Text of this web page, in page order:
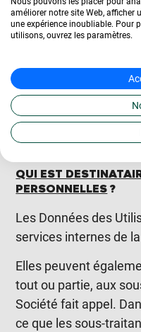
Intérêt légitime de la
Société(Article 6.1.f
QUI EST
PERSONNELLES ?
Les Données des
services internes de
Elles peuvent
tout ou partie, aux
Société fait appel.
ce que les sous-
améliorer notre site Web, afficher
une expérience inoubliable. Pour
utilisons, ouvrez les paramètres.